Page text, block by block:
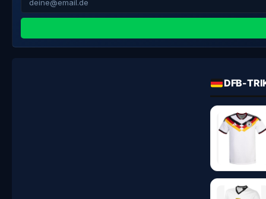
DFB-